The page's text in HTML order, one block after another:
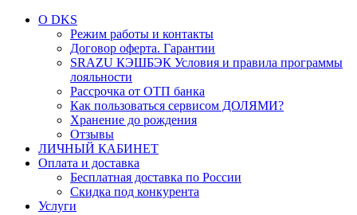
О DKS
Режим работы и контакты
Договор оферта. Гарантии
SRAZU КЭШБЭК Условия и правила программы
лояльности
Рассрочка от ОТП банка
Как пользоваться сервисом ДОЛЯМИ?
Хранение до рождения
Отзывы
ЛИЧНЫЙ КАБИНЕТ
Оплата и доставка
Бесплатная доставка по России
Скидка под конкурента
Услуги